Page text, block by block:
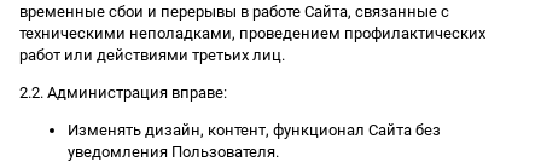
временные сбои и перерывы в работе Сайта, связанные с
техническими неполадками, проведением профилактических
работ или действиями третьих лиц.
2.2. Администрация вправе:
Изменять дизайн, контент, функционал Сайта без
уведомления Пользователя.